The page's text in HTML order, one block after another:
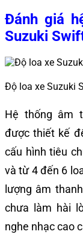
Đánh giá
Suzuki
Độ loa xe Suzuki
Hệ thống âm
được thiết kế
cấu hình tiêu
và từ 4 đến 6
lượng âm
chưa làm hài
nghe nhạc cao